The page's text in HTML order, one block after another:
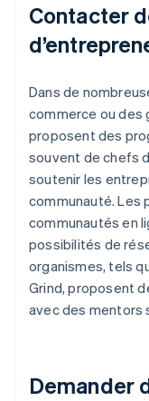
Contacter
Dans de
commerce ou des
proposent des
souvent de chefs
soutenir les
communauté. Les
communautés en
possibilités de
organismes, tels
Grind, proposent
avec des mentors
Demander